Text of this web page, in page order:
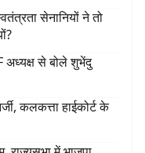
सेनानियों ने तो
अध्यक्ष से बोले शुभेंदु
कलकत्ता हाईकोर्ट के